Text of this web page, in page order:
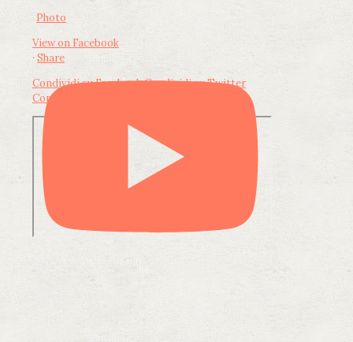
Photo
View on Facebook
· Share
Condividi su FacebookCondividi su Twitter
Condividi su LinkedIn